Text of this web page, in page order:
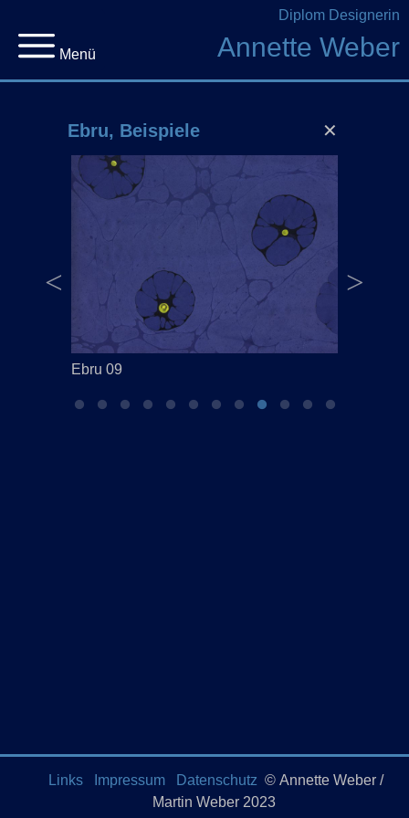
Diplom Designerin
Annette Weber
Menü
Ebru, Beispiele ✕
Ebru 09
Links Impressum Datenschutz © Annette Weber /
Martin Weber 2023